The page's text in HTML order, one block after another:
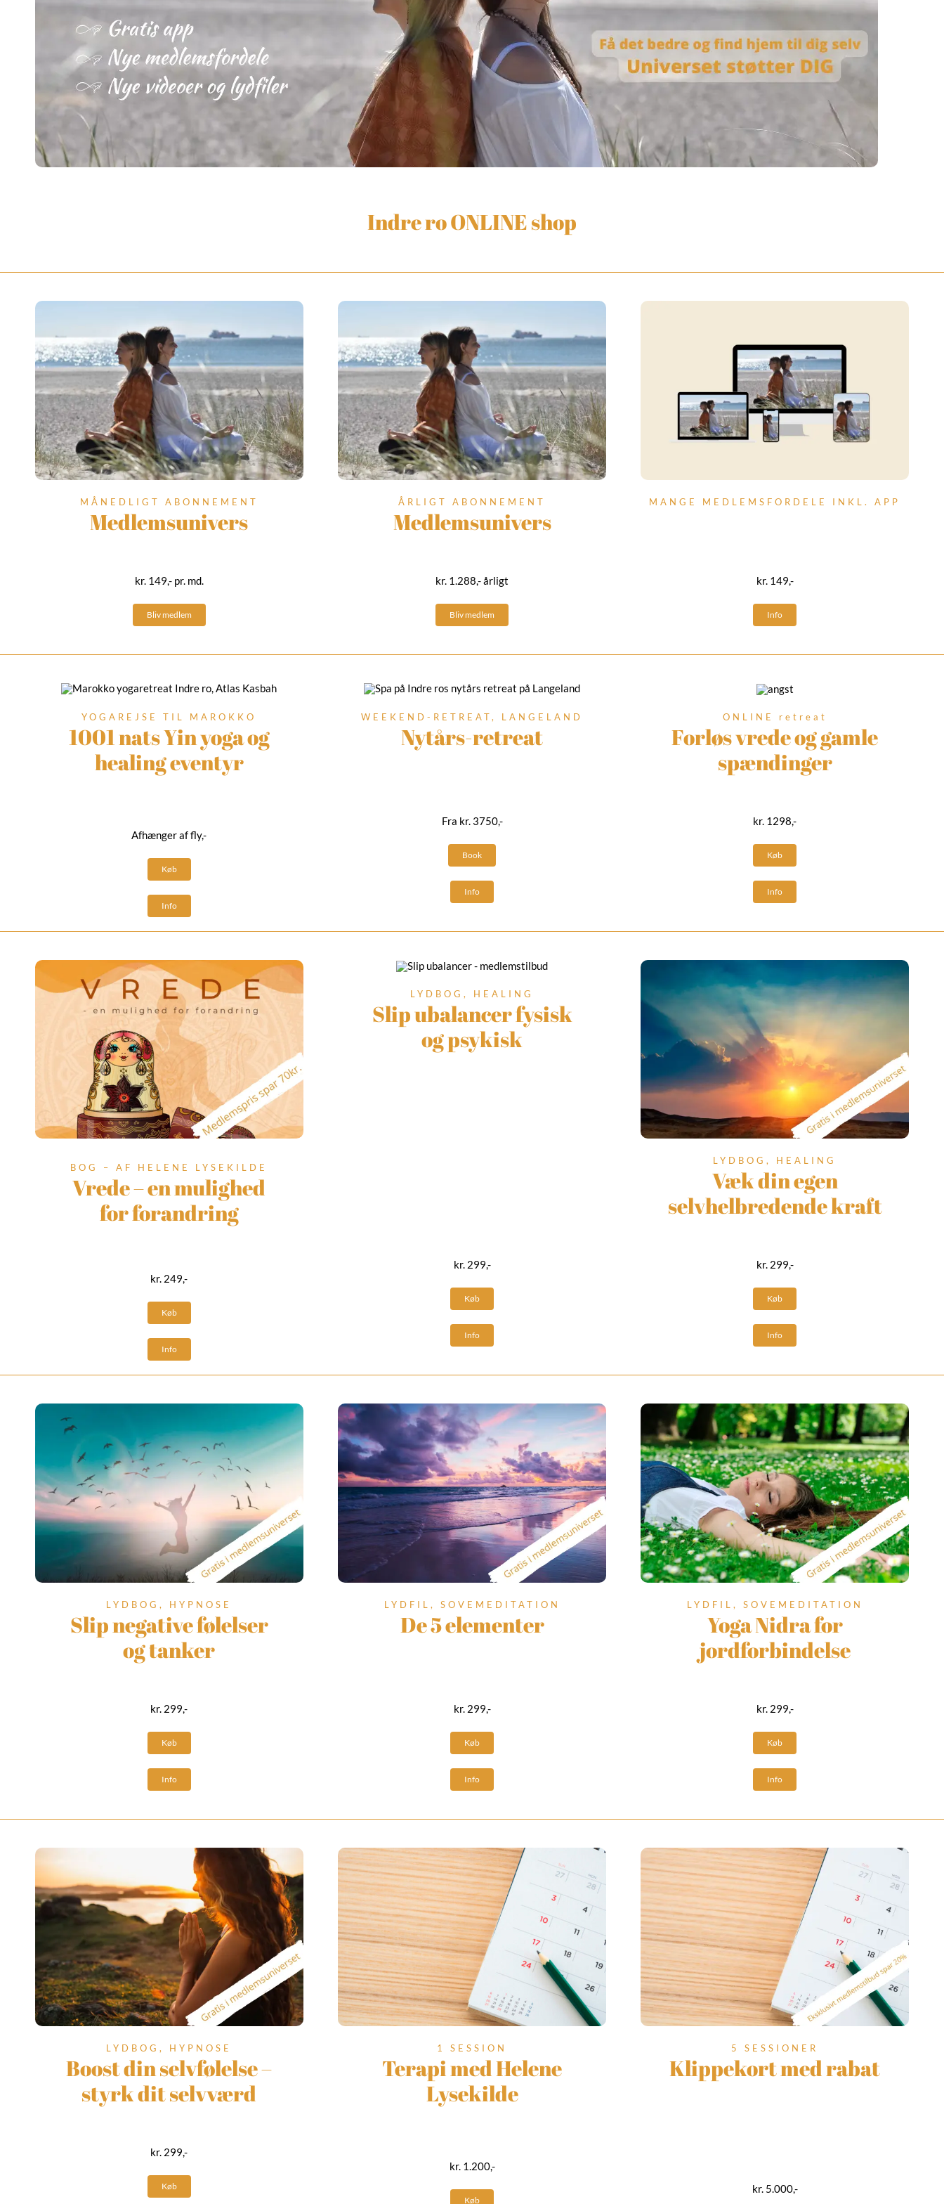
Indre ro ONLINE shop
MÅNEDLIGT ABONNEMENT
Medlemsunivers
kr. 149,- pr. md.
Bliv medlem
ÅRLIGT ABONNEMENT
Medlemsunivers
kr. 1.288,- årligt
Bliv medlem
MANGE MEDLEMSFORDELE INKL. APP
kr. 149,-
Info
YOGAREJSE TIL MAROKKO
1001 nats Yin yoga og
healing eventyr
Afhænger af fly,-
Køb
Info
WEEKEND-RETREAT, LANGELAND
Nytårs-retreat
Fra kr. 3750,-
Book
Info
ONLINE retreat
Forløs vrede og gamle
spændinger
kr. 1298,-
Køb
Info
BOG – AF HELENE LYSEKILDE
Vrede – en mulighed
for forandring
kr. 249,-
Køb
Info
LYDBOG, HEALING
Slip ubalancer fysisk
og psykisk
kr. 299,-
Køb
Info
LYDBOG, HEALING
Væk din egen
selvhelbredende kraft
kr. 299,-
Køb
Info
LYDBOG, HYPNOSE
Slip negative følelser
og tanker
kr. 299,-
Køb
Info
LYDFIL, SOVEMEDITATION
De 5 elementer
kr. 299,-
Køb
Info
LYDFIL, SOVEMEDITATION
Yoga Nidra for
jordforbindelse
kr. 299,-
Køb
Info
LYDBOG, HYPNOSE
Boost din selvfølelse –
styrk dit selvværd
kr. 299,-
Køb
1 SESSION
Terapi med Helene
Lysekilde
kr. 1.200,-
Køb
5 SESSIONER
Klippekort med rabat
kr. 5.000,-